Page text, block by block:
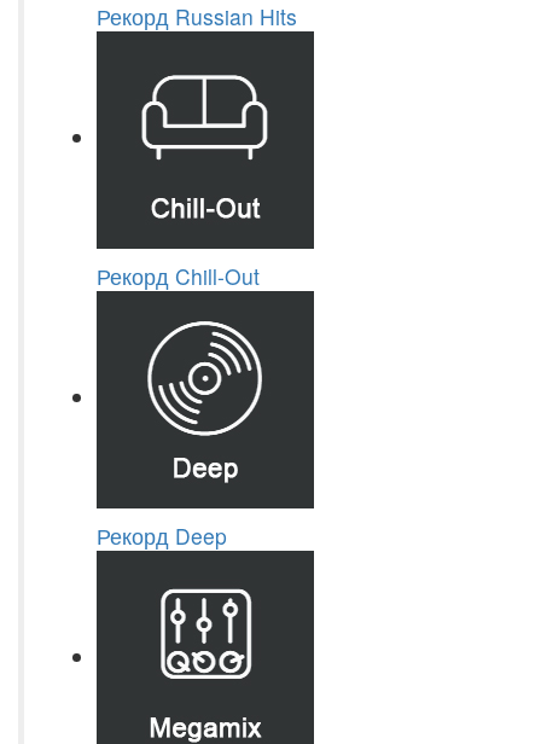
Рекорд Russian Hits
Рекорд Chill-Out
Рекорд Deep